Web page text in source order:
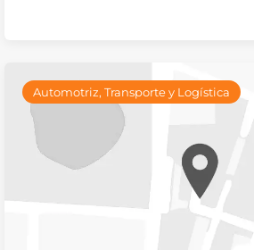
Automotriz, Transporte y Logística